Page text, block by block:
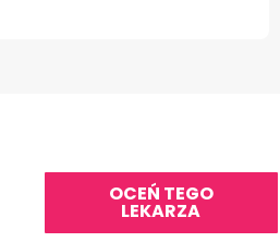
OCEŃ TEGO
LEKARZA